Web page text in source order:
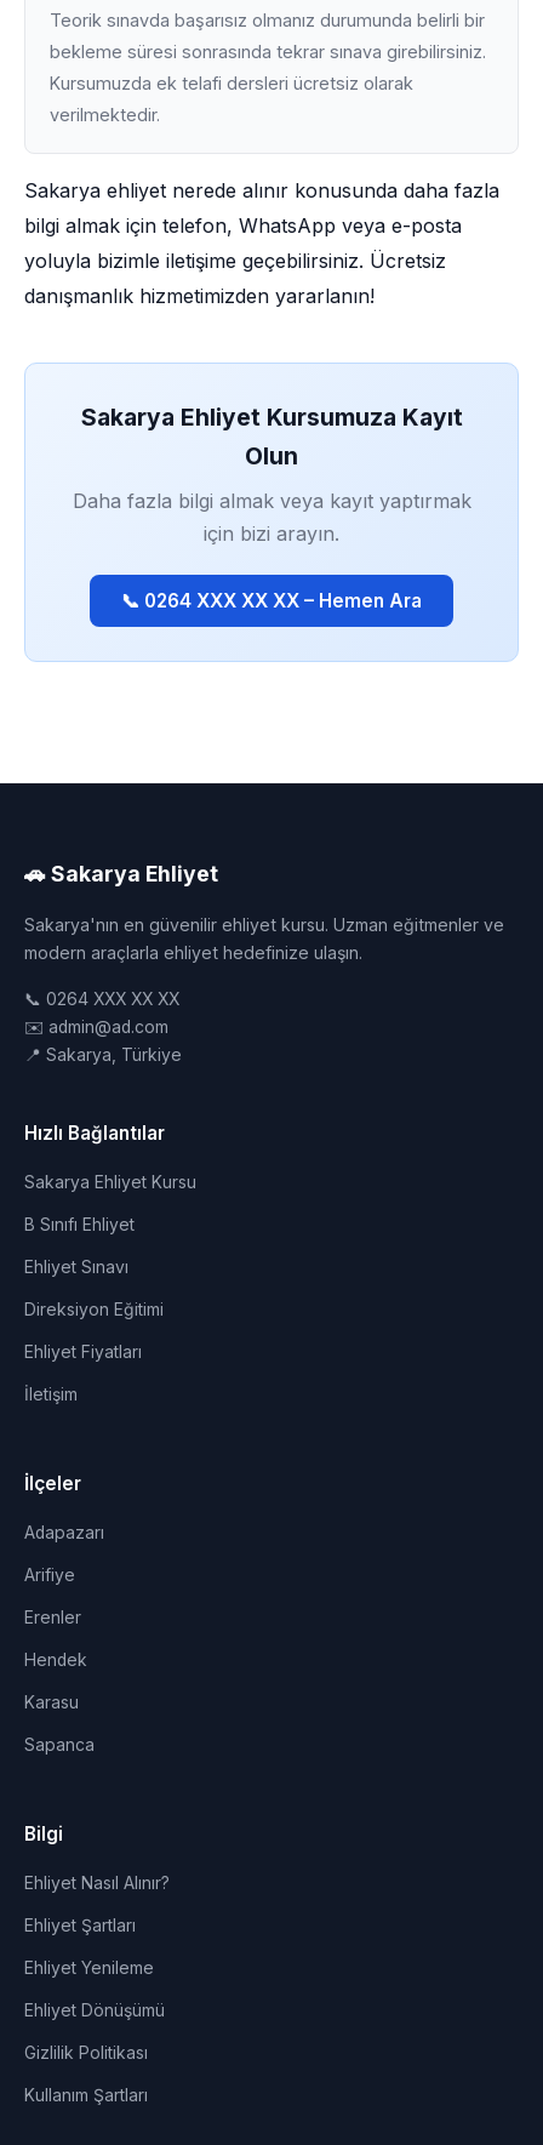
Teorik sınavda başarısız olmanız durumunda belirli bir
bekleme süresi sonrasında tekrar sınava girebilirsiniz.
Kursumuzda ek telafi dersleri ücretsiz olarak
verilmektedir.
Sakarya ehliyet nerede alınır konusunda daha fazla
bilgi almak için telefon, WhatsApp veya e-posta
yoluyla bizimle iletişime geçebilirsiniz. Ücretsiz
danışmanlık hizmetimizden yararlanın!
Sakarya Ehliyet Kursumuza Kayıt
Olun
Daha fazla bilgi almak veya kayıt yaptırmak
için bizi arayın.
📞 0264 XXX XX XX – Hemen Ara
🚗 Sakarya Ehliyet
Sakarya'nın en güvenilir ehliyet kursu. Uzman eğitmenler ve
modern araçlarla ehliyet hedefinize ulaşın.
📞 0264 XXX XX XX
✉️ admin@ad.com
📍 Sakarya, Türkiye
Hızlı Bağlantılar
Sakarya Ehliyet Kursu
B Sınıfı Ehliyet
Ehliyet Sınavı
Direksiyon Eğitimi
Ehliyet Fiyatları
İletişim
İlçeler
Adapazarı
Arifiye
Erenler
Hendek
Karasu
Sapanca
Bilgi
Ehliyet Nasıl Alınır?
Ehliyet Şartları
Ehliyet Yenileme
Ehliyet Dönüşümü
Gizlilik Politikası
Kullanım Şartları